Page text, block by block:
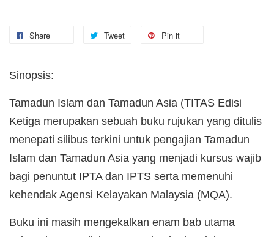
Share Tweet Pin it
Sinopsis:
Tamadun Islam dan Tamadun Asia (TITAS Edisi
Ketiga merupakan sebuah buku rujukan yang ditulis
menepati silibus terkini untuk pengajian Tamadun
Islam dan Tamadun Asia yang menjadi kursus wajib
bagi penuntut IPTA dan IPTS serta memenuhi
kehendak Agensi Kelayakan Malaysia (MQA).
Buku ini masih mengekalkan enam bab utama